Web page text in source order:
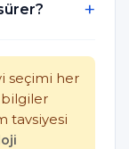
seçimi her
bilgiler
tavsiyesi